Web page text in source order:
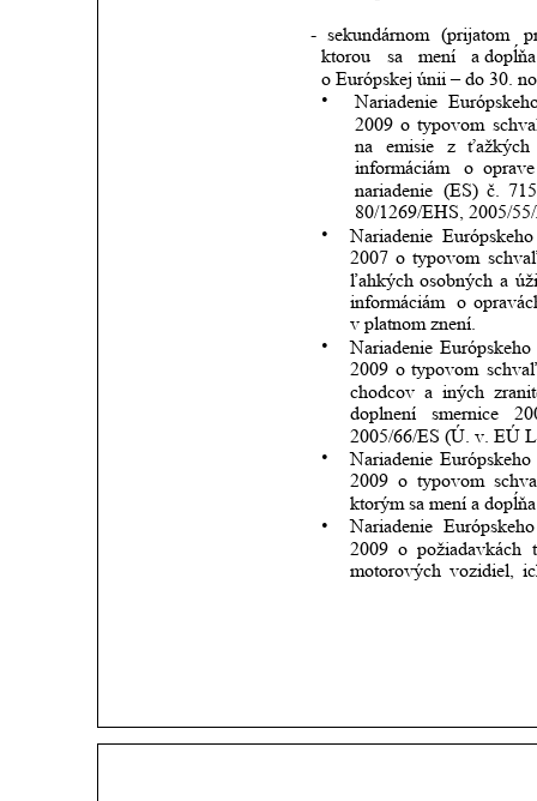
- sekundárnom (prijatom
ktorou
sa mení
a dopĺňa
o Európskej únii – do 30.
•
Nariadenie
2009 o typovom
na
emisie z
ťažkých
informáciám
o oprave
nariadenie (ES) č.
80/1269/EHS, 2005/
•
Nariadenie Európskeho
2007 o typovom
ľahkých osobných a
informáciám o
v platnom znení.
•
Nariadenie Európskeho
2009 o typovom
chodcov a iných
doplnení
smernice
2005/66/ES (Ú. v. EÚ
•
Nariadenie Európskeho
2009 o typovom
ktorým sa mení a
•
Nariadenie Európskeho
2009 o požiadavkách
motorových vozidiel,